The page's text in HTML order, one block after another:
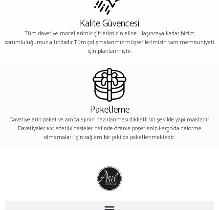
Kalite Güvencesi
Tüm davetiye modellerimiz çiftlerimizin eline ulaşıncaya kadar bizim
sorumluluğumuz altındadır.Tüm çalışmalarımız müşterilerimizin tam memnuniyeti
için planlanmıştır.
Paketleme
Davetiyelerin paket ve ambalajının hazırlanması dikkatli bir şekilde yapılmaktadır.
Davetiyeler 100 adetlik desteler halinde özenle poşetlenip kargo’da deforme
olmamaları için sağlam bir şekilde paketlenmektedir.